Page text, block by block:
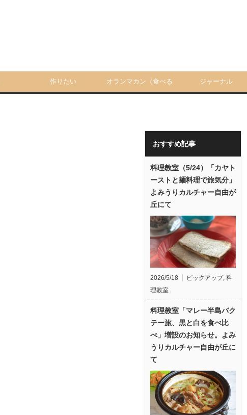
作りたい オランマカン（食べる ジャーナル
おすすめ記事
料理教室（5/24）「カヤト
ーストと麺料理で旅気分」
よみうりカルチャー自由が
丘にて
2026/5/18 ピックアップ, 料
理教室
料理教室「マレー半島バク
テー旅、黒と白を食べ比
べ」増設のお知らせ。よみ
うりカルチャー自由が丘に
て